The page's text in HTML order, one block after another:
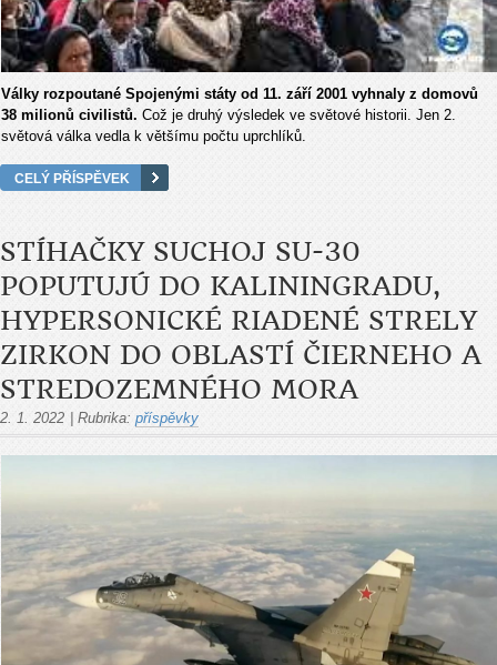
Války rozpoutané Spojenými státy od 11. září 2001 vyhnaly z domovů
38 milionů civilistů. Což je druhý výsledek ve světové historii. Jen 2.
světová válka vedla k většímu počtu uprchlíků.
CELÝ PŘÍSPĚVEK
STÍHAČKY SUCHOJ SU-30
POPUTUJÚ DO KALININGRADU,
HYPERSONICKÉ RIADENÉ STRELY
ZIRKON DO OBLASTÍ ČIERNEHO A
STREDOZEMNÉHO MORA
2. 1. 2022 Rubrika: příspěvky